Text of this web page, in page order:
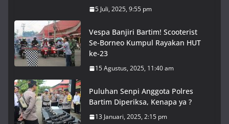
5 Juli, 2025, 9:55 pm
Vespa Banjiri Bartim! Scooterist
Se-Borneo Kumpul Rayakan HUT
ke-23
15 Agustus, 2025, 11:40 am
Puluhan Senpi Anggota Polres
Bartim Diperiksa, Kenapa ya ?
13 Januari, 2025, 2:15 pm